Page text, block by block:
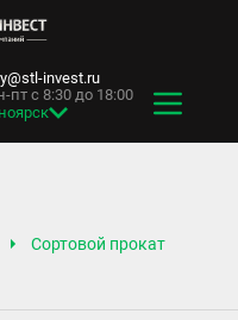
invest.ru
пт с 8:30 до 18:00
Сортовой прокат